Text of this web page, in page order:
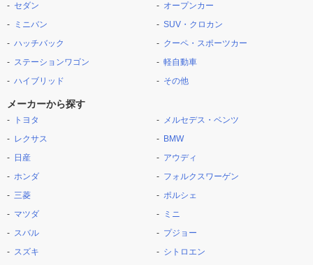
セダン
ミニバン
ハッチバック
ステーションワゴン
ハイブリッド
オープンカー
SUV・クロカン
クーペ・スポーツカー
軽自動車
その他
メーカーから探す
トヨタ
レクサス
日産
ホンダ
三菱
マツダ
スバル
スズキ
メルセデス・ベンツ
BMW
アウディ
フォルクスワーゲン
ポルシェ
ミニ
プジョー
シトロエン